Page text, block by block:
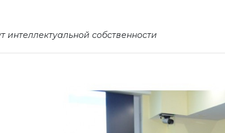
интеллектуальной собственности